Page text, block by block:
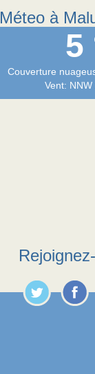
Méteo à
5
Couverture
Vent: